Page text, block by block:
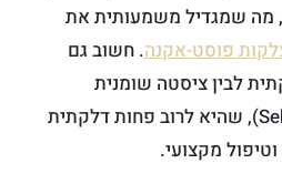
מה שמגדיל משמעותית את
פוסט-אקנה. חשוב גם
לבין ציסטה שומנית
בפנים (Sebaceous Cyst), שהיא לרוב פחות דלקתית
מקצועי.